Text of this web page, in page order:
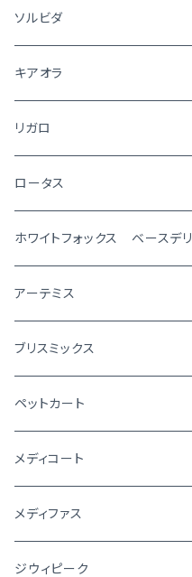
ソルビダ
キアオラ
リガロ
ロータス
ホワイトフォックス ベースデリ
アーテミス
ブリスミックス
ペットカート
メディコート
メディファス
ジウィピーク